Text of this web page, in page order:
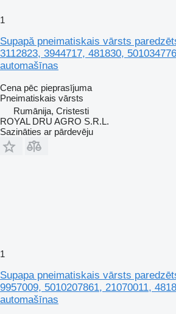
1
Supapă pneimatiskais vārsts
3112823, 3944717, 481830,
automašīnas
Cena pēc pieprasījuma
Pneimatiskais vārsts
Rumānija, Cristesti
ROYAL DRU AGRO S.R.L.
Sazināties ar pārdevēju
1
Supapa pneimatiskais vārsts
9957009, 5010207861, 21070011,
automašīnas